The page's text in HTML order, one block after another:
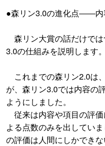
●森リン3.0の進化点――内
森リン大賞の話だけで
3.0の仕組みを説明します。
これまでの森リン2.0は
が、森リン3.0では内容の
ようにしました。
従来は内容や項目の評
よる点数のみを出してい
の評価は人間にしかできな